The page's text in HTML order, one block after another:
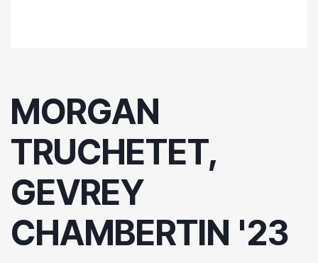
MORGAN
TRUCHETET,
GEVREY
CHAMBERTIN '23